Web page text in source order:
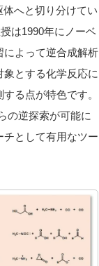
へと切り分けてい
は1990年にノーベ
によって逆合成解析
とする化学反応に
る点が特色です。
の逆探索が可能に
として有用なツー